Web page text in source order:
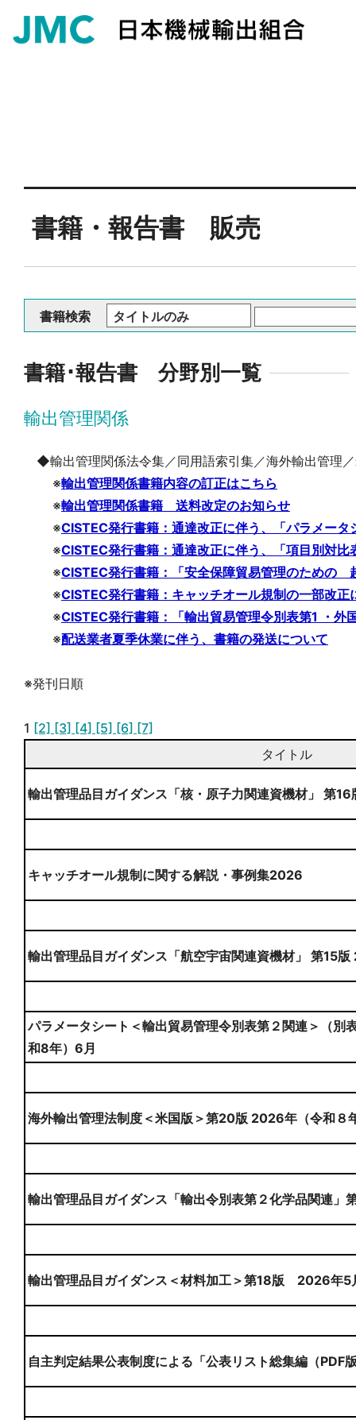
書籍・報告書 販売
書籍検索
書籍･報告書 分野別一覧
輸出管理関係
◆輸出管理関係法令集／同用語索引集／海外輸出管理
※輸出管理関係書籍内容の訂正はこちら
※輸出管理関係書籍 送料改定のお知らせ
※CISTEC発行書籍：通達改正に伴う、「パラメー
※CISTEC発行書籍：通達改正に伴う、「項目別対
※CISTEC発行書籍：「安全保障貿易管理のため
※CISTEC発行書籍：キャッチオール規制の一部改
※CISTEC発行書籍：「輸出貿易管理令別表第1 ・
※配送業者夏季休業に伴う、書籍の発送について
※発刊日順
1 [2] [3] [4] [5] [6] [7]
タイトル
輸出管理品目ガイダンス「核・原子力関連資機材」 第
キャッチオール規制に関する解説・事例集2026
輸出管理品目ガイダンス「航空宇宙関連資機材」 第15
パラメータシート＜輸出貿易管理令別表第２関連＞（
和8年）6月
海外輸出管理法制度＜米国版＞第20版 2026年（令和８
輸出管理品目ガイダンス「輸出令別表第２化学品関連」
輸出管理品目ガイダンス＜材料加工＞第18版 2026年5
自主判定結果公表制度による「公表リスト総集編（PDF